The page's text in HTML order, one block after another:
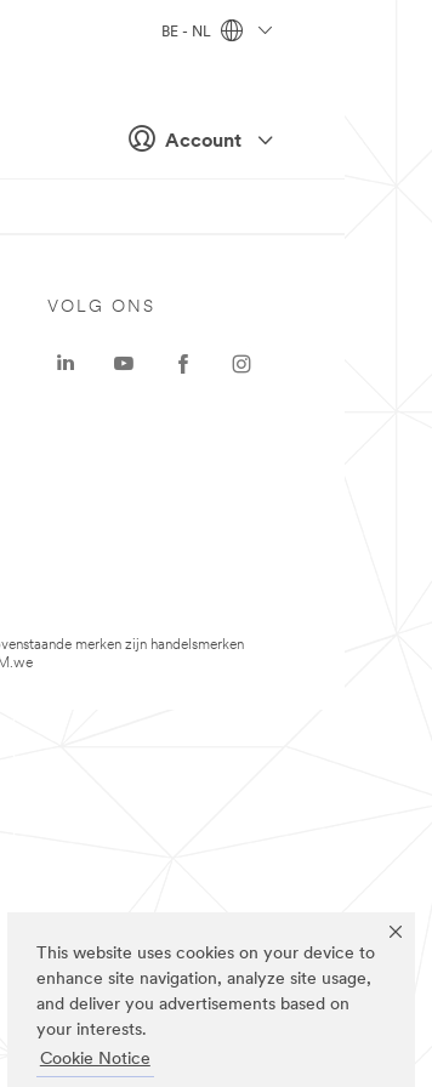
This website uses cookies on your device to
enhance site navigation, analyze site usage,
and deliver you advertisements based on
your interests.
Cookie Notice
Account
BE - NL
VOLG ONS
merken zijn handelsmerken